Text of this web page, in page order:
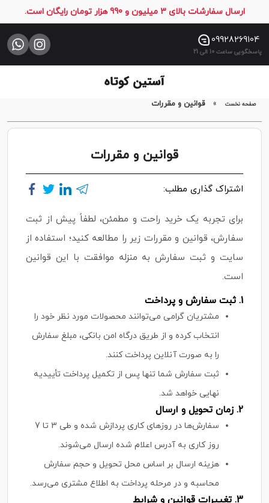
ارسال سفارشات بالای 3 میلیون و 990 هزار تومان رایگان است.
09928269104
پاسخگویی ساعت 10 الی 21
صفحه
نخست
فروشگاه
صفحه نخست » قوانین و مقررات
قوانین و مقررات
اشتراک گذاری مطلب:
برای تجربه یک خرید راحت و مطمئن، لطفاً پیش از ثبت
سفارش، قوانین و مقررات زیر را مطالعه کنید؛ استفاده از
سایت و ثبت سفارش به منزله موافقت با این قوانین
است.
1. ثبت سفارش و پرداخت
مشتریان گرامی می‌توانند محصولات مورد نظر خود را
انتخاب کرده و از طریق درگاه امن بانکی، مبلغ سفارش
را به صورت آنلاین پرداخت کنند.
ثبت سفارش شما تنها پس از تکمیل پرداخت تأییدیه
نهایی خواهد شد.
2. زمان تحویل و ارسال
سفارش‌ها در روزهای کاری پردازش شده و طی 3 تا 7
روز کاری به آدرس اعلام شده ارسال می‌شوند.
هزینه ارسال بر اساس محل تحویل و حجم سفارش
محاسبه و در مرحله پرداخت به اطلاع مشتری می‌رسد.
3. تغییرات قوانین و شرایط